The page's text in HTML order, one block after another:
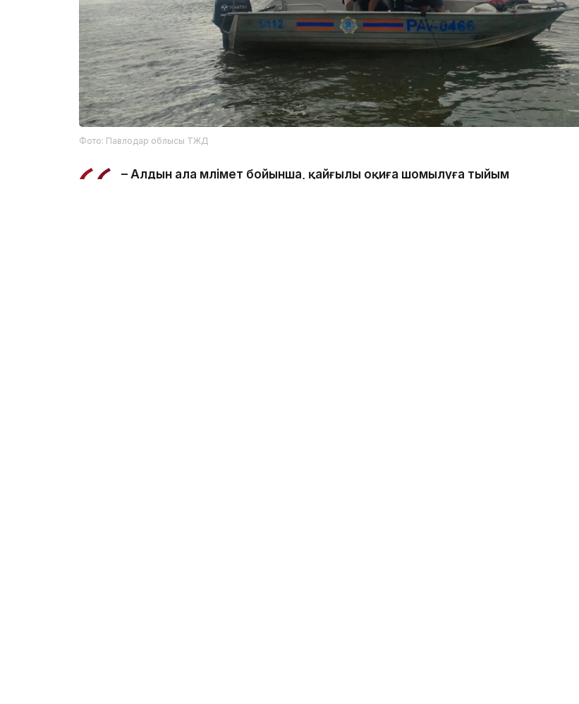
Фото: Павлодар облысы ТЖД
– Алдын ала мәлімет бойынша, қайғылы оқиға шомылуға тыйым